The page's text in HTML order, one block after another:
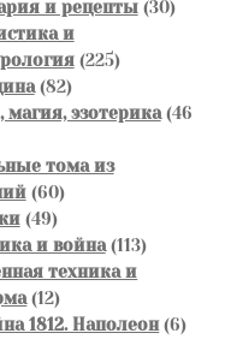
товаров
и рецепты 3030
и
225225
8282
товара
эзотерика 46
тома из
6060
товаров
4949
товаров
и война 113113
техника и
1212
товаров
1812. Наполеон 66